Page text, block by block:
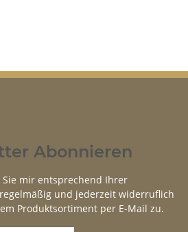
Abonnieren
Sie mir entsprechend Ihrer
regelmäßig und jederzeit widerruflich
Produktsortiment per E-Mail zu.